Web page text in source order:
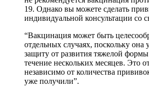
19. Однако вы можете сделать
индивидуальной консультации со
“Вакцинация может быть
отдельных случаях, поскольку она
защиту от развития тяжелой
течение нескольких месяцев. Это
независимо от количества
уже получили”.